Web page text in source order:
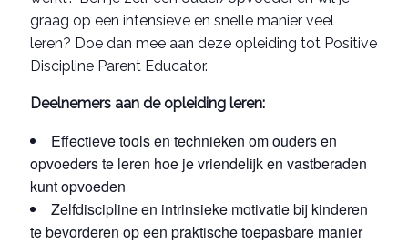
graag op een intensieve en snelle manier veel
leren? Doe dan mee aan deze opleiding tot Positive
Discipline Parent Educator.
Deelnemers aan de opleiding leren:
Effectieve tools en technieken om ouders en
opvoeders te leren hoe je vriendelijk en vastberaden
kunt opvoeden
Zelfdiscipline en intrinsieke motivatie bij kinderen
te bevorderen op een praktische toepasbare manier